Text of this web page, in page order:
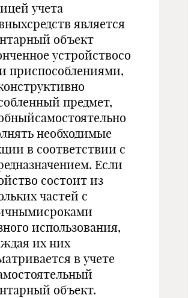
учета
является
объект
устройствосо
приспособлениями,
предмет,
необходимые
в соответствии с
Если
состоит из
частей с
использования,
их них
в учете
объект.